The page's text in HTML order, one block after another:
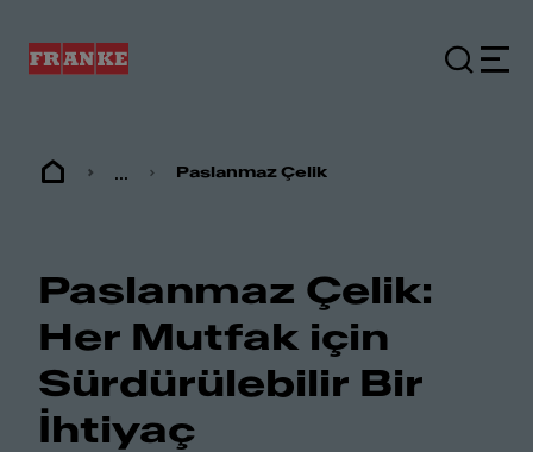
... Paslanmaz Çelik
Paslanmaz Çelik:
Her Mutfak için
Sürdürülebilir Bir
İhtiyaç